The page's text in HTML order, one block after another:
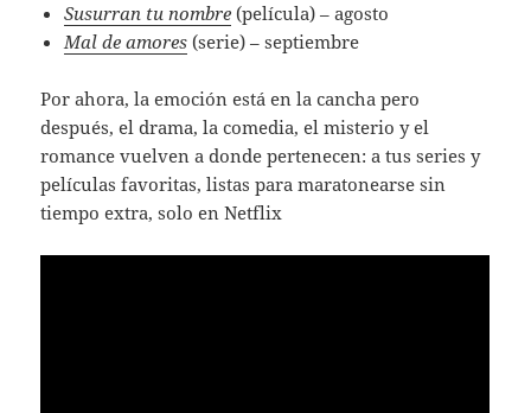
Susurran tu nombre (película) – agosto
Mal de amores (serie) – septiembre
Por ahora, la emoción está en la cancha pero
después, el drama, la comedia, el misterio y el
romance vuelven a donde pertenecen: a tus series y
películas favoritas, listas para maratonearse sin
tiempo extra, solo en Netflix